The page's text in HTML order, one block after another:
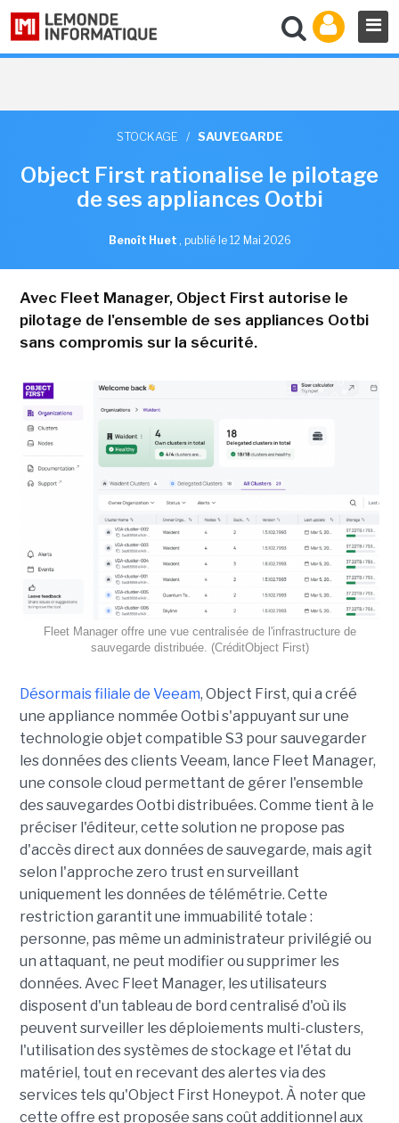
STOCKAGE / SAUVEGARDE
Object First rationalise le pilotage
de ses appliances Ootbi
Benoît Huet , publié le 12 Mai 2026
Avec Fleet Manager, Object First autorise le
pilotage de l'ensemble de ses appliances Ootbi
sans compromis sur la sécurité.
Fleet Manager offre une vue centralisée de l'infrastructure de
sauvegarde distribuée. (CréditObject First)
Désormais filiale de Veeam, Object First, qui a créé
une appliance nommée Ootbi s'appuyant sur une
technologie objet compatible S3 pour sauvegarder
les données des clients Veeam, lance Fleet Manager,
une console cloud permettant de gérer l'ensemble
des sauvegardes Ootbi distribuées. Comme tient à le
préciser l'éditeur, cette solution ne propose pas
d'accès direct aux données de sauvegarde, mais agit
selon l'approche zero trust en surveillant
uniquement les données de télémétrie. Cette
restriction garantit une immuabilité totale :
personne, pas même un administrateur privilégié ou
un attaquant, ne peut modifier ou supprimer les
données. Avec Fleet Manager, les utilisateurs
disposent d'un tableau de bord centralisé d'où ils
peuvent surveiller les déploiements multi-clusters,
l'utilisation des systèmes de stockage et l'état du
matériel, tout en recevant des alertes via des
services tels qu'Object First Honeypot. À noter que
cette offre est proposée sans coût additionnel aux